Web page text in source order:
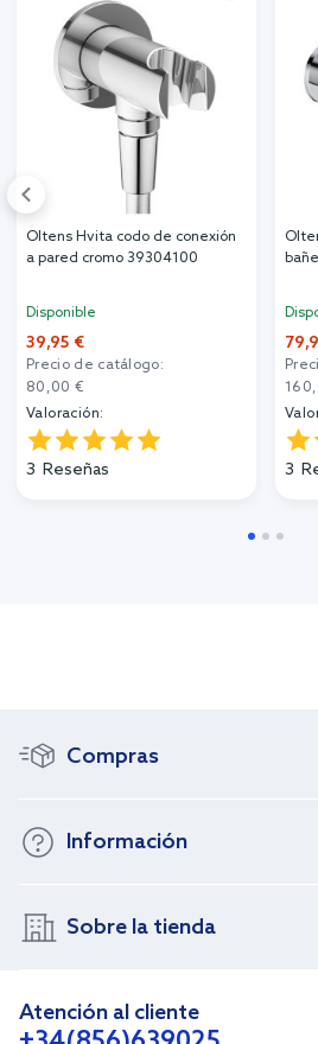
Oltens Hvita codo de conexión
a pared cromo 39304100
Disponible
39,95 €
Precio de catálogo:
80,00 €
Valoración:
3 Reseñas 3
Compras
Información
Sobre la tienda
Atención al cliente